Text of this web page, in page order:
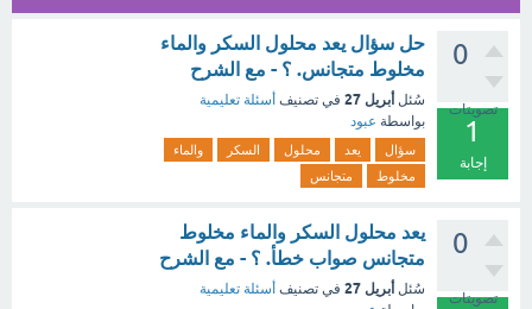
0
تصويتات
1
إجابة
حل سؤال يعد محلول السكر والماء
مخلوط متجانس. ؟ - مع الشرح
سُئل أبريل 27 في تصنيف أسئلة تعليمية
بواسطة عبود
سؤال يعد محلول السكر
والماء
مخلوط
متجانس
0
تصويتات
يعد محلول السكر والماء مخلوط
متجانس صواب خطأ. ؟ - مع الشرح
سُئل أبريل 27 في تصنيف أسئلة تعليمية